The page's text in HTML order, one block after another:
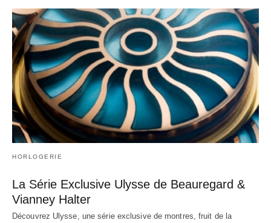
HORLOGERIE
La Série Exclusive Ulysse de Beauregard &
Vianney Halter
Découvrez Ulysse, une série exclusive de montres, fruit de la